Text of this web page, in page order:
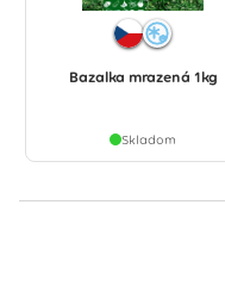
Bazalka mrazená 1kg
Skladom